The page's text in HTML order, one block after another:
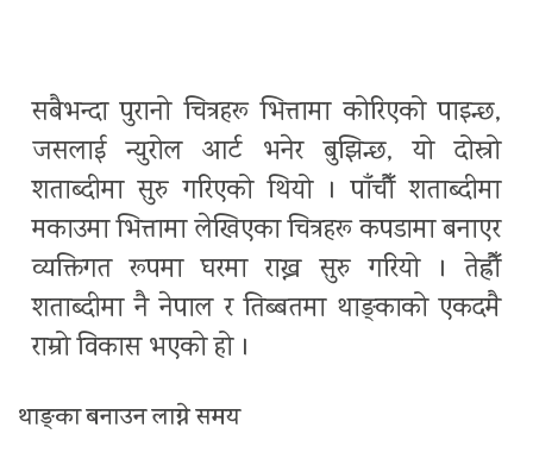
सबैभन्दा पुरानो चित्रहरू भित्तामा कोरिएको पाइन्छ,
जसलाई न्युरोल आर्ट भनेर बुझिन्छ, यो दोस्रो
शताब्दीमा सुरु गरिएको थियो । पाँचौँ शताब्दीमा
मकाउमा भित्तामा लेखिएका चित्रहरू कपडामा बनाएर
व्यक्तिगत रूपमा घरमा राख्न सुरु गरियो । तेह्रौँ
शताब्दीमा नै नेपाल र तिब्बतमा थाङ्काको एकदमै
राम्रो विकास भएको हो ।
थाङ्का बनाउन लाग्ने समय